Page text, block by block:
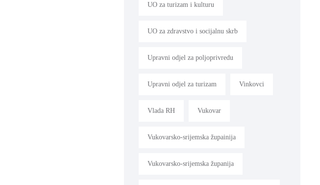
UO za turizam i kulturu
UO za zdravstvo i socijalnu skrb
Upravni odjel za poljoprivredu
Upravni odjel za turizam Vinkovci
Vlada RH Vukovar
Vukovarsko-srijemska župainija
Vukovarsko-srijemska županija